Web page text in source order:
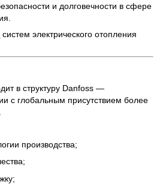
и долговечности в сфере
в структуру Danfoss —
с глобальным присутствием более
производства;